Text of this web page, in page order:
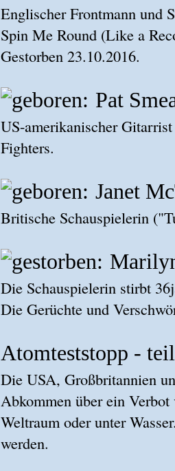
Englischer Frontmann und
Spin Me Round (Like a
Gestorben 23.10.2016.
Pat
US-amerikanischer
Fighters.
Janet
Britische Schauspielerin
Die Schauspielerin stirbt
Die Gerüchte und
Atomteststopp -
Die USA, Großbritannien
Abkommen über ein
Weltraum oder unter
werden.